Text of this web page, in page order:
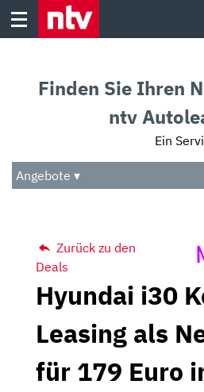
Skip
Audio
Das Beste
Finden Sie Ihren
ntv
Ein
Angebote ▾
Zurück zu den
Deals
Hyundai i30
Leasing als
für 179 Euro